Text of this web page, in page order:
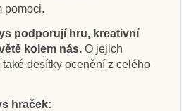
pomoci.
podporují hru, kreativní
kolem nás. O jejich
desítky ocenění z celého
hraček: